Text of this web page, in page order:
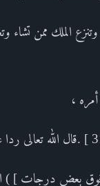
الملك ممن تشاء
،